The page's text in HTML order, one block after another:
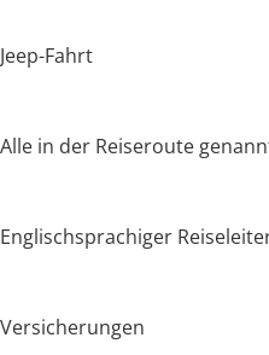
Jeep-Fahrt
Alle in der Reiseroute
Englischsprachiger
Versicherungen